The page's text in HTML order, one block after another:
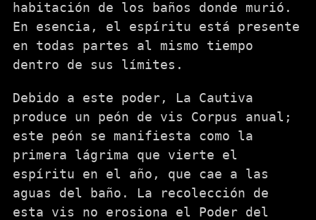
habitación de los baños donde murió.
En esencia, el espíritu está presente
en todas partes al mismo tiempo
dentro de sus límites.
Debido a este poder, La Cautiva
produce un peón de vis Corpus anual;
este peón se manifiesta como la
primera lágrima que vierte el
espíritu en el año, que cae a las
aguas del baño. La recolección de
esta vis no erosiona el Poder del